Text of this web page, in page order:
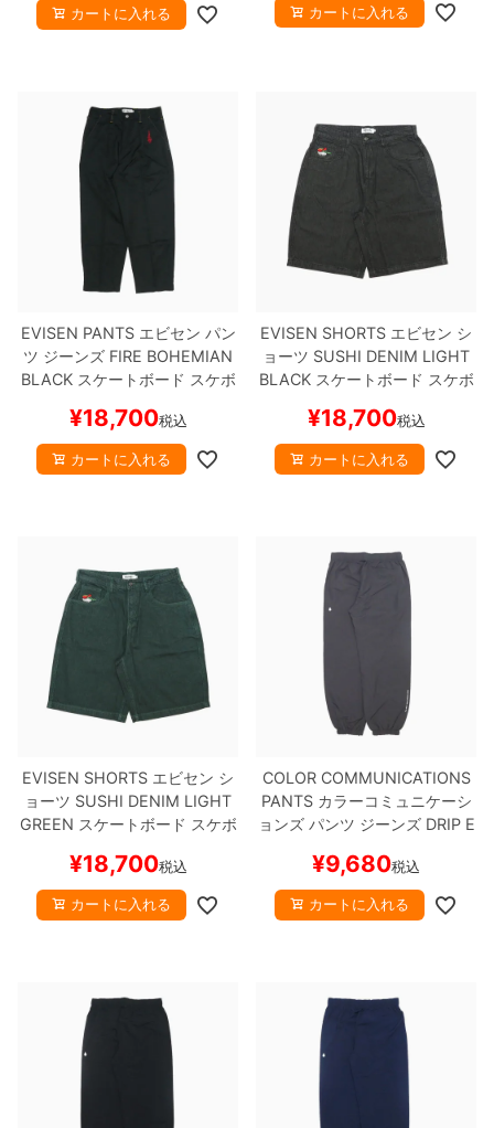
カートに入れる カートに入れる
EVISEN PANTSエビセン パン
ツ ジーンズ FIRE BOHEMIAN
BLACKスケートボード スケボ
¥18,700税込
カートに入れる
EVISEN SHORTS エビセン シ
ョーツ SUSHI DENIM LIGHT
BLACKスケートボード スケボ
¥18,700税込
カートに入れる
EVISEN SHORTS エビセン シ
ョーツ SUSHI DENIM LIGHT
GREEN スケートボード スケボ
¥18,700税込
カートに入れる
COLOR COMMUNICATIONS
PANTSカラーコミュニケーシ
ョンズパンツ ジーンズDRIP E
スケートボード スケボー
¥9,680税込
カートに入れる